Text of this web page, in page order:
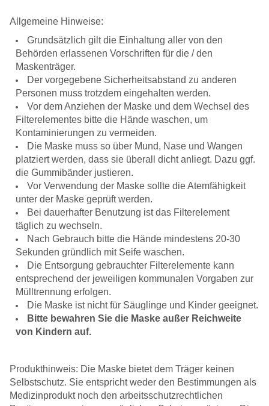
Allgemeine Hinweise:
Grundsätzlich gilt die Einhaltung aller von den
Behörden erlassenen Vorschriften für die / den
Maskenträger.
Der vorgegebene Sicherheitsabstand zu anderen
Personen muss trotzdem eingehalten werden.
Vor dem Anziehen der Maske und dem Wechsel des
Filterelementes bitte die Hände waschen, um
Kontaminierungen zu vermeiden.
Die Maske muss so über Mund, Nase und Wangen
platziert werden, dass sie überall dicht anliegt. Dazu ggf.
die Gummibänder justieren.
Vor Verwendung der Maske sollte die Atemfähigkeit
unter der Maske geprüft werden.
Bei dauerhafter Benutzung ist das Filterelement
täglich zu wechseln.
Nach Gebrauch bitte die Hände mindestens 20-30
Sekunden gründlich mit Seife waschen.
Die Entsorgung gebrauchter Filterelemente kann
entsprechend der jeweiligen kommunalen Vorgaben zur
Mülltrennung erfolgen.
Die Maske ist nicht für Säuglinge und Kinder geeignet.
Bitte bewahren Sie die Maske außer Reichweite
von Kindern auf.
Produkthinweis: Die Maske bietet dem Träger keinen
Selbstschutz. Sie entspricht weder den Bestimmungen als
Medizinprodukt noch den arbeitsschutzrechtlichen